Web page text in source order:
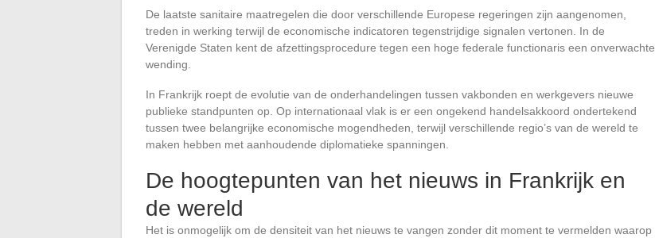
De laatste sanitaire maatregelen die door verschillende Europese regeringen zijn aangenomen,
treden in werking terwijl de economische indicatoren tegenstrijdige signalen vertonen. In de
Verenigde Staten kent de afzettingsprocedure tegen een hoge federale functionaris een onverwachte
wending.
In Frankrijk roept de evolutie van de onderhandelingen tussen vakbonden en werkgevers nieuwe
publieke standpunten op. Op internationaal vlak is er een ongekend handelsakkoord ondertekend
tussen twee belangrijke economische mogendheden, terwijl verschillende regio’s van de wereld te
maken hebben met aanhoudende diplomatieke spanningen.
De hoogtepunten van het nieuws in Frankrijk en
de wereld
Het is onmogelijk om de densiteit van het nieuws te vangen zonder dit moment te vermelden waarop